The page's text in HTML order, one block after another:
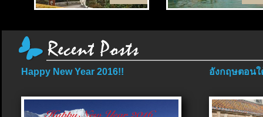
Happy New Year 2016!! อังกฤษตอนใ